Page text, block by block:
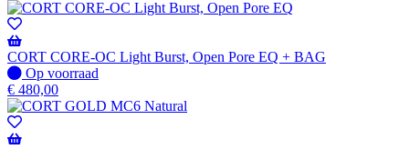
CORT CORE-OC Light Burst, Open Pore EQ + BAG
Op
voorraad
Op voorraad
€ 480,00